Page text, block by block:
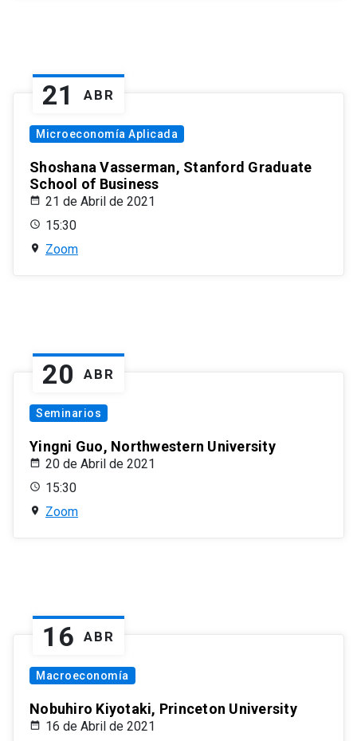
21 ABR
Microeconomía Aplicada
Shoshana Vasserman, Stanford Graduate
School of Business
21 de Abril de 2021
15:30
Zoom
20 ABR
Seminarios
Yingni Guo, Northwestern University
20 de Abril de 2021
15:30
Zoom
16 ABR
Macroeconomía
Nobuhiro Kiyotaki, Princeton University
16 de Abril de 2021